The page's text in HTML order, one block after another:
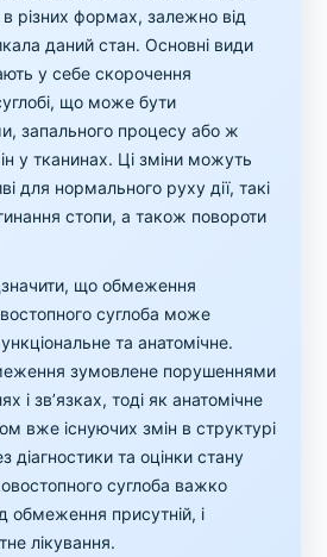
різних формах, залежно від
даний стан. Основні види
у себе скорочення
що може бути
запального процесу або ж
у тканинах. Ці зміни можуть
для нормального руху дії, такі
стопи, а також повороти
що обмеження
суглоба може
та анатомічне.
зумовлене порушеннями
і зв’язках, тоді як анатомічне
вже існуючих змін в структурі
діагностики та оцінки стану
суглоба важко
обмеження присутній, і
лікування.